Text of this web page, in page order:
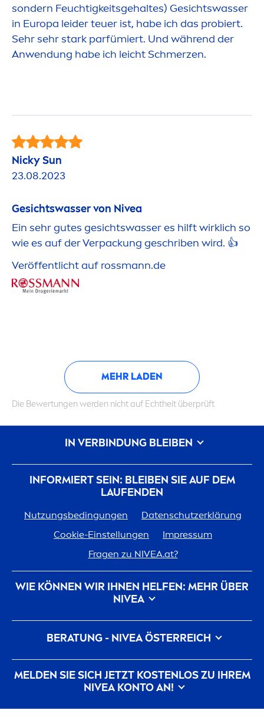
sondern Feuchtigkeitsgehaltes) Gesichtswasser
in Europa leider teuer ist, habe ich das probiert.
Sehr sehr stark parfümiert. Und während der
Anwendung habe ich leicht Schmerzen.
NickySun
23.08.2023
Gesichtswasser von Nivea
Ein sehr gutes gesichtswasser es hilft wirklich so
wie es auf der Verpackung geschriben wird. 👍
Veröffentlicht auf rossmann.de
MEHR LADEN
Die Bewertungen werden nicht auf Echtheit überprüft
INFORMIERT SEIN: BLEIBEN SIE AUF DEM
LAUFENDEN
Nutzungsbedingungen
Datenschutzerklärung
Cookie-Einstellungen
Impressum
Fragen zu NIVEA.at?
WIE KÖNNEN WIR IHNEN HELFEN: MEHR ÜBER
NIVEA
Marken-Geschichte FürNIVEAarbeiten
Nachhaltigkeit beiNIVEA Kontakt
BERATUNG - NIVEAÖSTERREICH
Pickel auf der Wange
Pickel am Rücken
Hyaluronsäure für die Haut
MELDEN SIE SICH JETZT KOSTENLOS ZU IHREM
NIVEAKONTO AN!
Alle aktuellen Highlights, Pflegetipps,
IN VERBINDUNG BLEIBEN